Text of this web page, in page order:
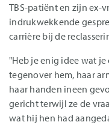
TBS-patiënt en zijn ex-
indrukwekkende
carrière bij de
"Heb je enig idee wat
tegenover hem, haar
haar handen ineen
gericht terwijl ze de
wat hij hen had